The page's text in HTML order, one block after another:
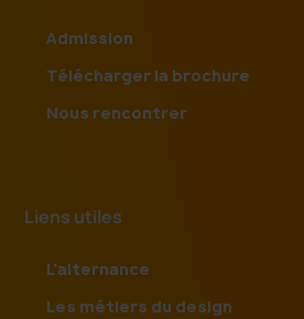
Admission
Télécharger la brochure
Nous rencontrer
Liens utiles
L'alternance
Les métiers du design